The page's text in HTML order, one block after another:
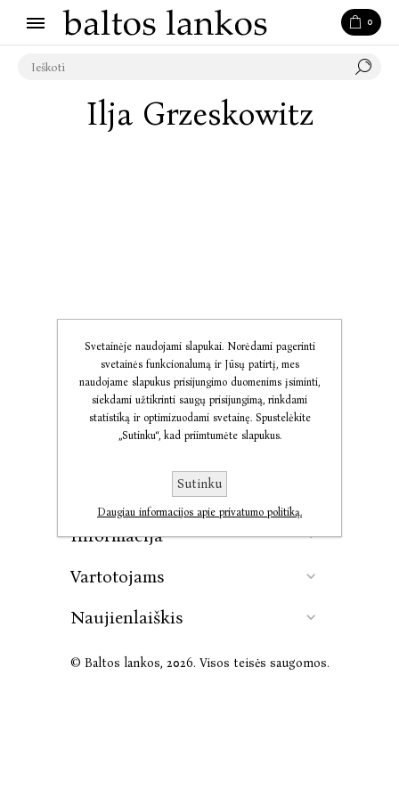
0
Ilja Grzeskowitz
Informacija
Vartotojams
Naujienlaiškis
© Baltos lankos, 2026. Visos teisės saugomos.
Svetainėje naudojami slapukai. Norėdami pagerinti
svetainės funkcionalumą ir Jūsų patirtį, mes
naudojame slapukus prisijungimo duomenims įsiminti,
siekdami užtikrinti saugų prisijungimą, rinkdami
statistiką ir optimizuodami svetainę. Spustelėkite
„Sutinku“, kad priimtumėte slapukus.
Sutinku
Daugiau informacijos apie privatumo politiką.